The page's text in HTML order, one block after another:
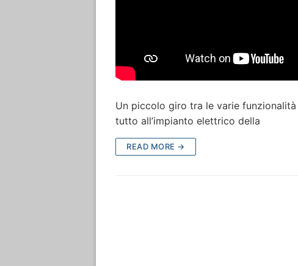
Un piccolo giro tra le varie
tutto all’impianto elettrico della
READ MORE →